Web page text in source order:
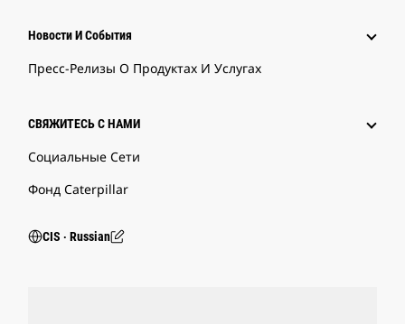
Новости И События
Пресс-Релизы О Продуктах И Услугах
СВЯЖИТЕСЬ С НАМИ
Социальные Сети
Фонд Caterpillar
CIS ‧ Russian